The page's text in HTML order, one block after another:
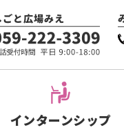
インターンシップ